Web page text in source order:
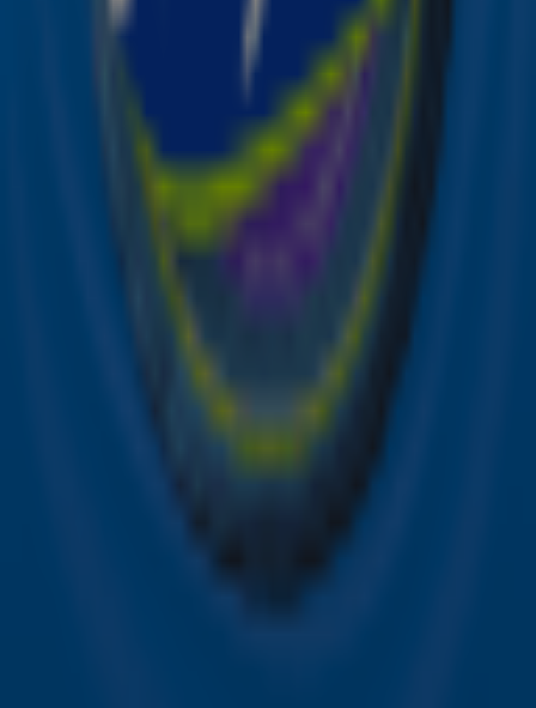
Meld je aan voor onze wekelijkse nieuwsbrief met daarin
samenwerking met onze partners organiseren. Je kunt je
op ieder moment afmelden. Zie voor meer informatie de
privacyverklaring.
Online radio luisteren naar Sky Radio